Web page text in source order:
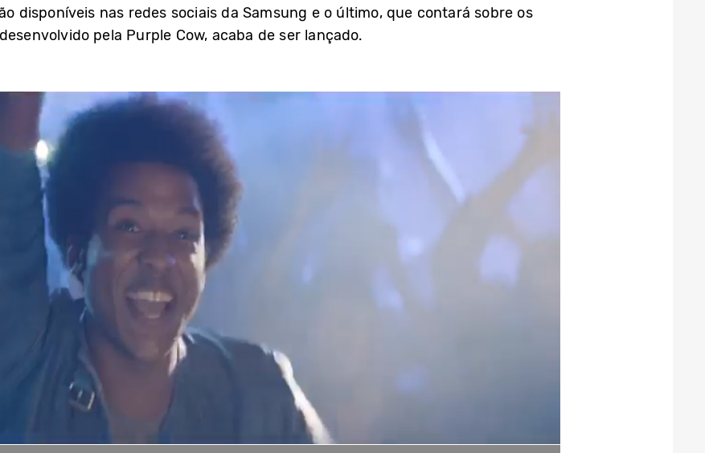
disponíveis nas redes sociais da Samsung e o último, que contará sobre os
pela Purple Cow, acaba de ser lançado.